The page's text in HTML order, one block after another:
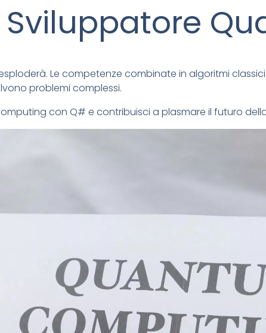
Le competenze combinate in algoritmi
problemi complessi.
con Q# e contribuisci a plasmare il futuro